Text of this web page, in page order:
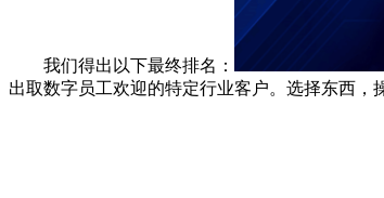
我们得出以下最终排名：
出取数字员工欢迎的特定行业客户。选择东西